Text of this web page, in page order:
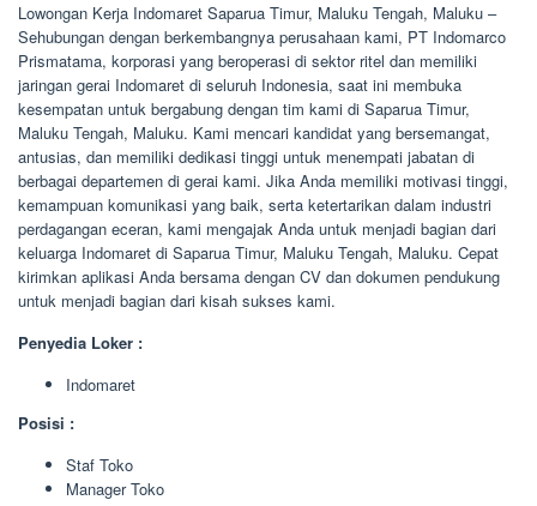
Lowongan Kerja Indomaret Saparua Timur, Maluku Tengah, Maluku –
Sehubungan dengan berkembangnya perusahaan kami, PT Indomarco
Prismatama, korporasi yang beroperasi di sektor ritel dan memiliki
jaringan gerai Indomaret di seluruh Indonesia, saat ini membuka
kesempatan untuk bergabung dengan tim kami di Saparua Timur,
Maluku Tengah, Maluku. Kami mencari kandidat yang bersemangat,
antusias, dan memiliki dedikasi tinggi untuk menempati jabatan di
berbagai departemen di gerai kami. Jika Anda memiliki motivasi tinggi,
kemampuan komunikasi yang baik, serta ketertarikan dalam industri
perdagangan eceran, kami mengajak Anda untuk menjadi bagian dari
keluarga Indomaret di Saparua Timur, Maluku Tengah, Maluku. Cepat
kirimkan aplikasi Anda bersama dengan CV dan dokumen pendukung
untuk menjadi bagian dari kisah sukses kami.
Penyedia Loker :
Indomaret
Posisi :
Staf Toko
Manager Toko